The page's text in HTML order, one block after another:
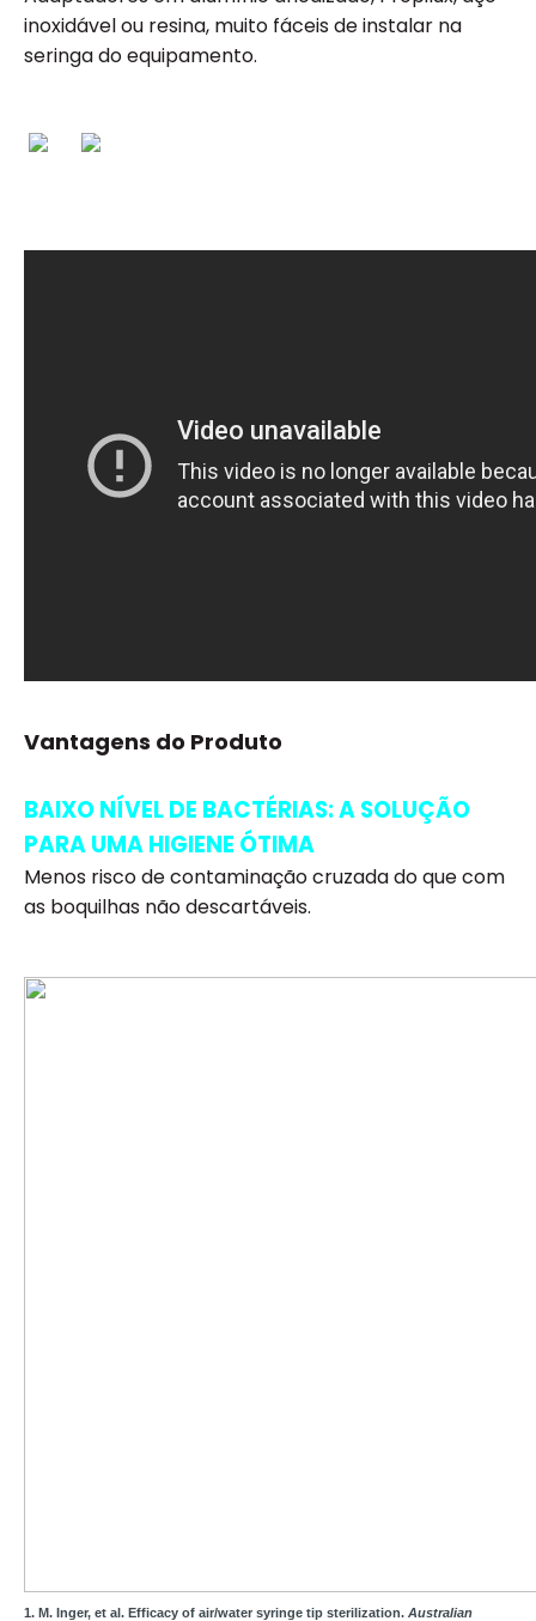
inoxidável ou resina, muito fáceis de instalar na
seringa do equipamento.
Vantagens do Produto
BAIXO NÍVEL DE BACTÉRIAS: A SOLUÇÃO
PARA UMA HIGIENE ÓTIMA
Menos risco de contaminação cruzada do que com
as boquilhas não descartáveis.
1. M. Inger, et al. Efficacy of air/water syringe tip sterilization. Australian